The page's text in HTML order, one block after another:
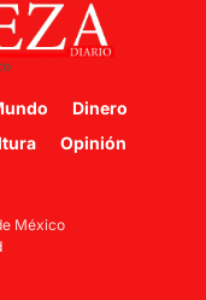
Dinero
Opinión
México